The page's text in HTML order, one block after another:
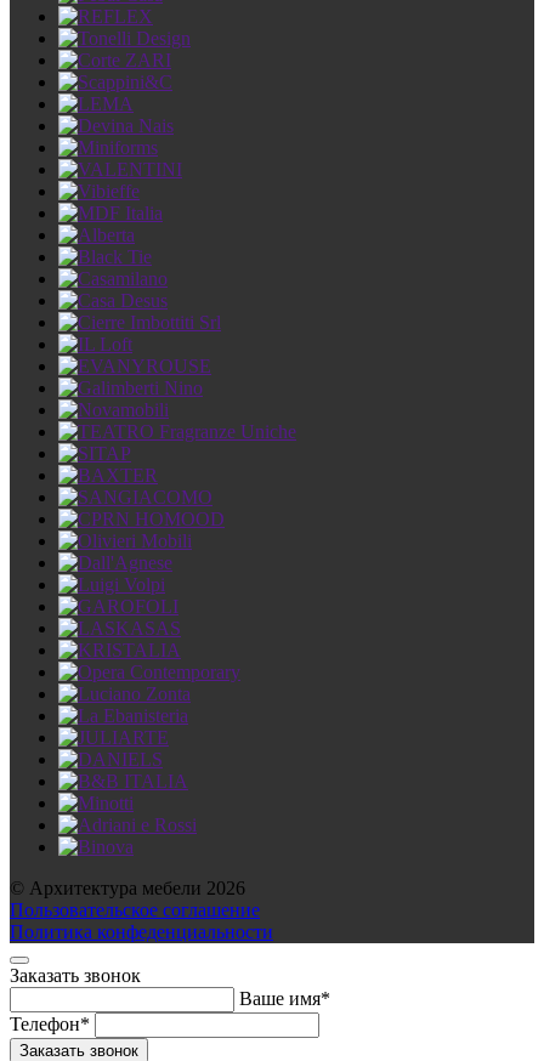
© Архитектура мебели 2026
Пользовательское соглашение
Политика конфеденциальности
Заказать звонок
Ваше имя*
Телефон*